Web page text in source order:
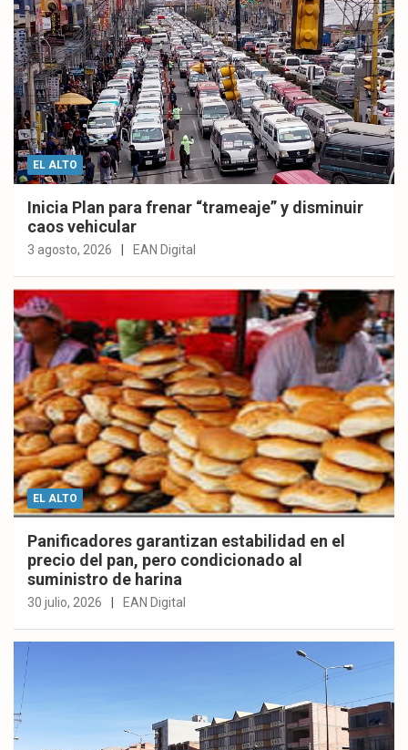
EL ALTO
Inicia Plan para frenar “trameaje” y disminuir
caos vehicular
3 agosto, 2026 EAN Digital
EL ALTO
Panificadores garantizan estabilidad en el
precio del pan, pero condicionado al
suministro de harina
30 julio, 2026 EAN Digital